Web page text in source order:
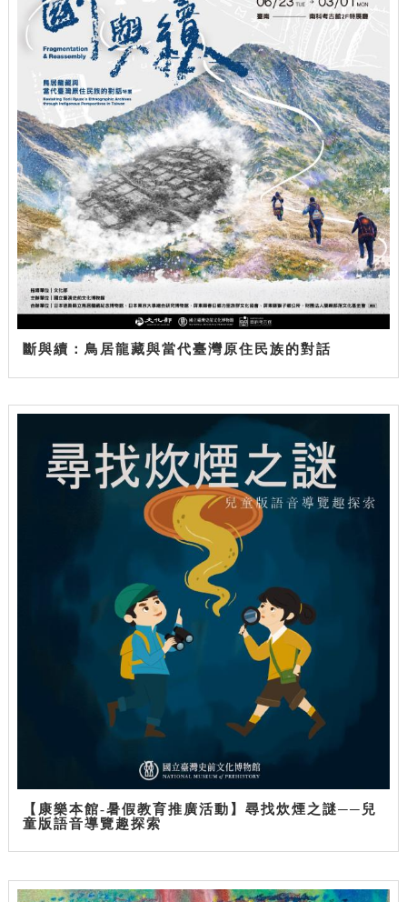
斷與續：鳥居龍藏與當代臺灣原住民族的對話
【康樂本館-暑假教育推廣活動】尋找炊煙之謎──兒
童版語音導覽趣探索